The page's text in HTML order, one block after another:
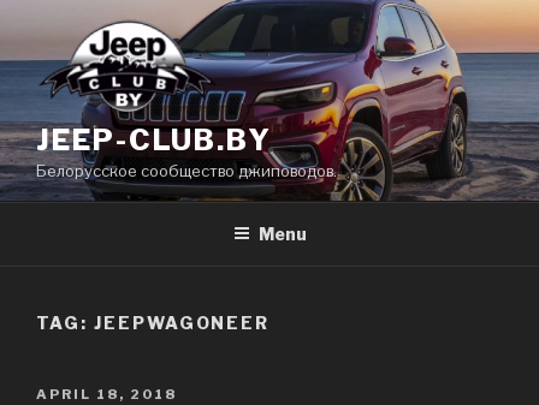
content
JEEP-CLUB.BY
Белорусское сообщество джиповодов.
Menu
TAG: JEEPWAGONEER
POSTED
APRIL 18, 2018